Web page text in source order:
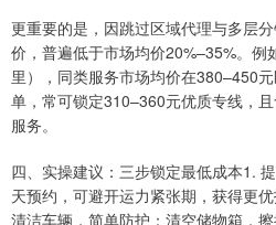
更重要的是，因跳过区域代理与多层
价，普遍低于市场均价20%–35%。例
里），同类服务市场均价在380–450
单，常可锁定310–360元优质专线，
服务。
四、实操建议：三步锁定最低成本1.
天预约，可避开运力紧张期，获得更
清洁车辆，简单防护：清空储物箱，